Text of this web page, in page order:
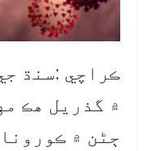
ڪراچي :سنڌ
ڄڻن ۾